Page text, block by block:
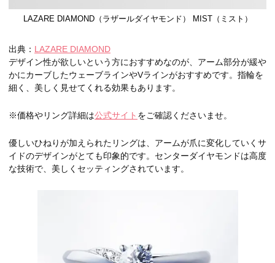
LAZARE DIAMOND（ラザールダイヤモンド） MIST（ミスト）
出典： LAZARE DIAMOND
デザイン性が欲しいという方におすすめなのが、アーム部分が緩や
かにカーブしたウェーブラインやVラインがおすすめです。指輪を
細く、美しく見せてくれる効果もあります。
※価格やリング詳細は公式サイト をご確認くださいませ。
優しいひねりが加えられたリングは、アームが爪に変化していくサ
イドのデザインがとても印象的です。センターダイヤモンドは高度
な技術で、美しくセッティングされています。